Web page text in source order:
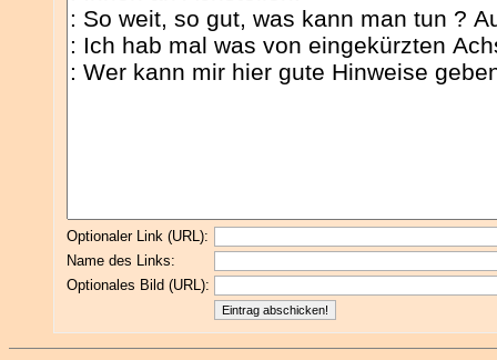
Optionaler Link (URL):
Name des Links:
Optionales Bild (URL):